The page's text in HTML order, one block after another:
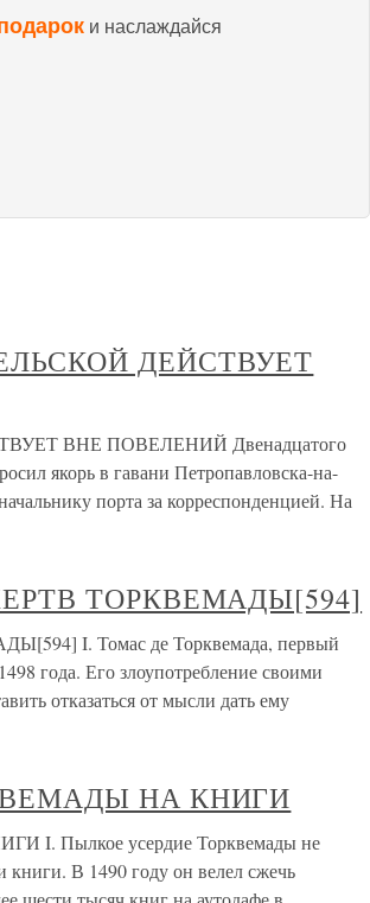
и наслаждайся
ДЕЙСТВУЕТ
ВНЕ ПОВЕЛЕНИЙ Двенадцатого
якорь в гавани Петропавловска-на-
порта за корреспонденцией. На
ТОРКВЕМАДЫ[594]
I. Томас де Торквемада, первый
года. Его злоупотребление своими
отказаться от мысли дать ему
НА КНИГИ
I. Пылкое усердие Торквемады не
книги. В 1490 году он велел сжечь